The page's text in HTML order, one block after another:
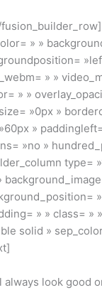
» »
» »
» »
»0px »
»
»no »
type=
» » class= »
solid »
look good